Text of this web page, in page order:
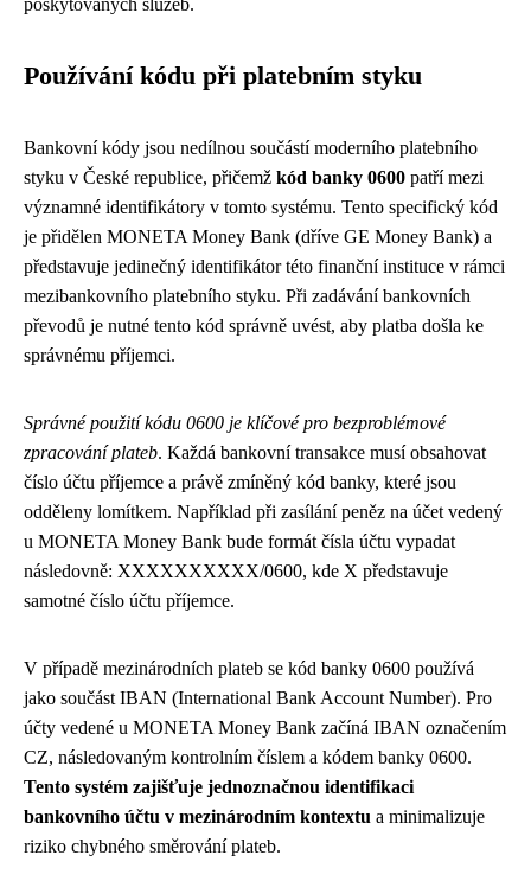
poskytovaných služeb.
Používání kódu při platebním styku
Bankovní kódy jsou nedílnou součástí moderního platebního
styku v České republice, přičemž kód banky 0600 patří mezi
významné identifikátory v tomto systému. Tento specifický kód
je přidělen MONETA Money Bank (dříve GE Money Bank) a
představuje jedinečný identifikátor této finanční instituce v rámci
mezibankovního platebního styku. Při zadávání bankovních
převodů je nutné tento kód správně uvést, aby platba došla ke
správnému příjemci.
Správné použití kódu 0600 je klíčové pro bezproblémové
zpracování plateb. Každá bankovní transakce musí obsahovat
číslo účtu příjemce a právě zmíněný kód banky, které jsou
odděleny lomítkem. Například při zasílání peněz na účet vedený
u MONETA Money Bank bude formát čísla účtu vypadat
následovně: XXXXXXXXXX/0600, kde X představuje
samotné číslo účtu příjemce.
V případě mezinárodních plateb se kód banky 0600 používá
jako součást IBAN (International Bank Account Number). Pro
účty vedené u MONETA Money Bank začíná IBAN označením
CZ, následovaným kontrolním číslem a kódem banky 0600.
Tento systém zajišťuje jednoznačnou identifikaci
bankovního účtu v mezinárodním kontextu a minimalizuje
riziko chybného směrování plateb.